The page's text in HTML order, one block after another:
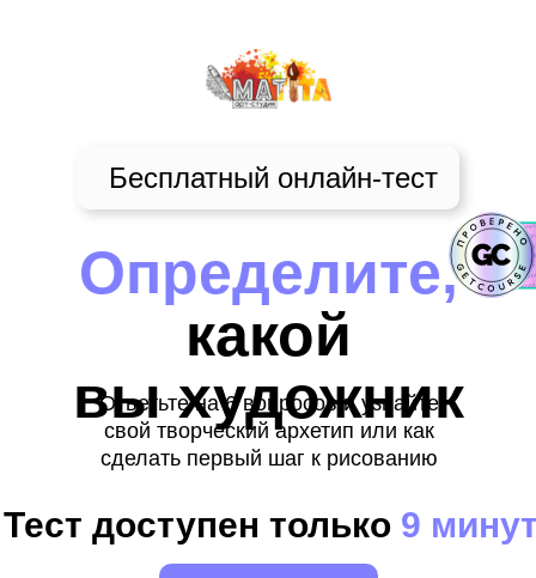
Бесплатный онлайн-тест
Определите,
какой
вы художник
Ответьте на 6 вопросов и узнайте
свой творческий архетип или как
сделать первый шаг к рисованию
Тест доступен только 9